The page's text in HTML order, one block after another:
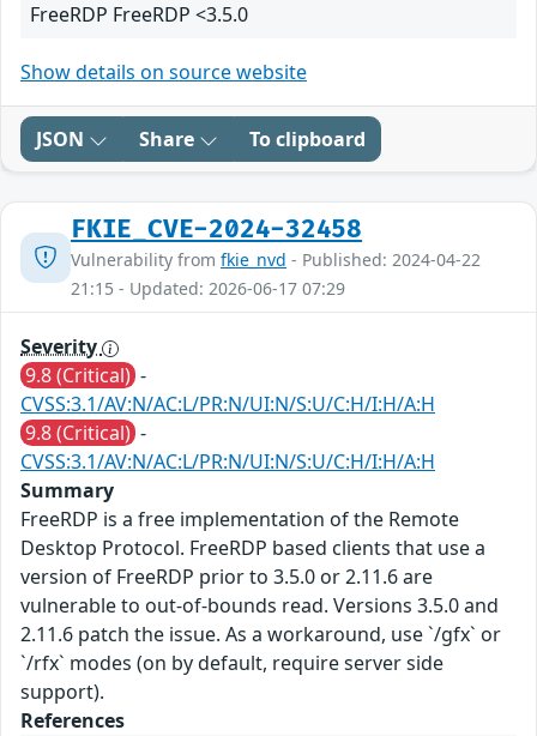
FreeRDP FreeRDP <3.5.0
Show details on source website
JSON Share To clipboard
FKIE_CVE-2024-32458
Vulnerability from fkie_nvd - Published: 2024-04-22
21:15 - Updated: 2026-06-17 07:29
Severity
9.8 (Critical) -
CVSS:3.1/AV:N/AC:L/PR:N/UI:N/S:U/C:H/I:H/A:H
9.8 (Critical) -
CVSS:3.1/AV:N/AC:L/PR:N/UI:N/S:U/C:H/I:H/A:H
Summary
FreeRDP is a free implementation of the Remote
Desktop Protocol. FreeRDP based clients that use a
version of FreeRDP prior to 3.5.0 or 2.11.6 are
vulnerable to out-of-bounds read. Versions 3.5.0 and
2.11.6 patch the issue. As a workaround, use `/gfx` or
`/rfx` modes (on by default, require server side
support).
References